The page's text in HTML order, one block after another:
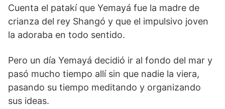
Cuenta el patakí que Yemayá fue la madre de
crianza del rey Shangó y que el impulsivo joven
la adoraba en todo sentido.
Pero un día Yemayá decidió ir al fondo del mar y
pasó mucho tiempo allí sin que nadie la viera,
pasando su tiempo meditando y organizando
sus ideas.